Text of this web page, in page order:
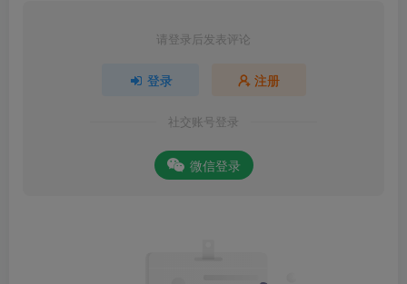
请登录后发表评论
登录 注册
社交账号登录
微信登录